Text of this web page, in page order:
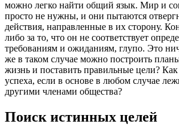
можно легко найти общий язык. Мир и
просто не нужны, и они пытаются
действия, направленные в их сторону.
либо за то, что он не соответствует
требованиям и ожиданиям, глупо. Это
же в таком случае можно построить
жизнь и поставить правильные цели?
успеха, если в основе в любом случае
другими членами общества?
Поиск истинных целей